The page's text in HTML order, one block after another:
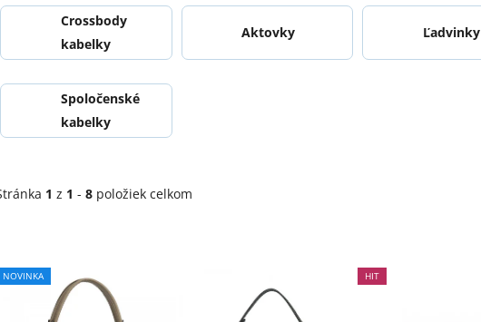
Crossbody
kabelky
Aktovky Ľadvinky
Spoločenské
kabelky
1 z 1 - 8 položiek celkom
NOVINKA
hodnotenie
produktu
HIT